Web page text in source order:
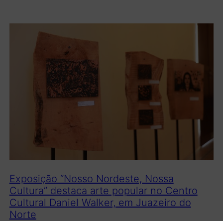
Exposição “Nosso Nordeste, Nossa
Cultura” destaca arte popular no Centro
Cultural Daniel Walker, em Juazeiro do
Norte